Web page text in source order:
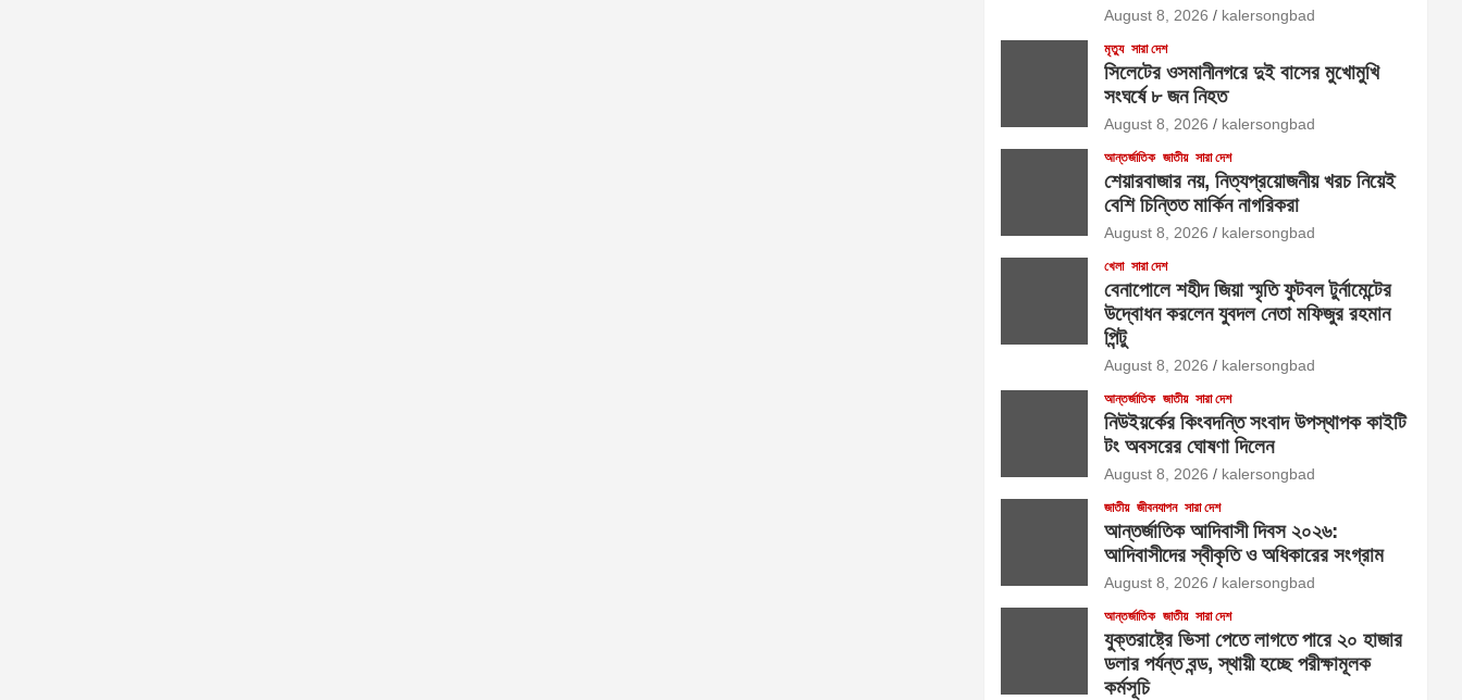
August 8, 2026 kalersongbad
মৃত্যু সারা দেশ
সিলেটের ওসমানীনগরে দুই বাসের মুখোমুখি
সংঘর্ষে ৮ জন নিহত
August 8, 2026 kalersongbad
আন্তর্জাতিক জাতীয় সারা দেশ
শেয়ারবাজার নয়, নিত্যপ্রয়োজনীয় খরচ নিয়েই
বেশি চিন্তিত মার্কিন নাগরিকরা
August 8, 2026 kalersongbad
খেলা সারা দেশ
বেনাপোলে শহীদ জিয়া স্মৃতি ফুটবল টুর্নামেন্টের
উদ্বোধন করলেন যুবদল নেতা মফিজুর রহমান
পিন্টু
August 8, 2026 kalersongbad
আন্তর্জাতিক জাতীয় সারা দেশ
নিউইয়র্কের কিংবদন্তি সংবাদ উপস্থাপক কাইটি
টং অবসরের ঘোষণা দিলেন
August 8, 2026 kalersongbad
জাতীয় জীবনযাপন সারা দেশ
আন্তর্জাতিক আদিবাসী দিবস ২০২৬:
আদিবাসীদের স্বীকৃতি ও অধিকারের সংগ্রাম
August 8, 2026 kalersongbad
আন্তর্জাতিক জাতীয় সারা দেশ
যুক্তরাষ্ট্রে ভিসা পেতে লাগতে পারে ২০ হাজার
ডলার পর্যন্ত বন্ড, স্থায়ী হচ্ছে পরীক্ষামূলক
কর্মসূচি